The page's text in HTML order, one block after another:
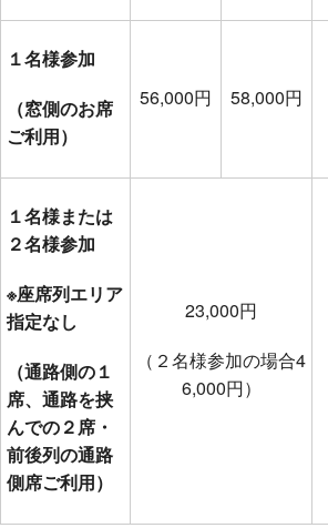
１名様参加
（窓側のお席
ご利用）
56,000円 58,000円
１名様または
２名様参加
※座席列エリア
指定なし
（通路側の１
席、通路を挟
んでの２席・
前後列の通路
側席ご利用）
23,000円
（２名様参加の場合4
6,000円）